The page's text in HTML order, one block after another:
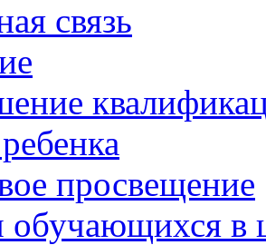
связь
просвещение
в